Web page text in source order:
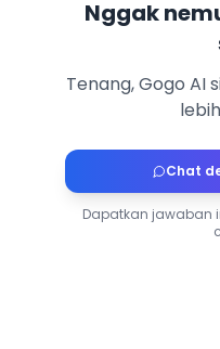
Nggak
Tenang, Gogo AI
Chat
Dapatkan jawaban